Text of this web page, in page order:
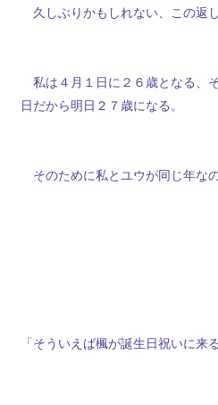
久しぶりかもしれない、この返し
私は４月１日に２６歳となる、
日だから明日２７歳になる。
そのために私とユウが同じ年な
「そういえば楓が誕生日祝いに来